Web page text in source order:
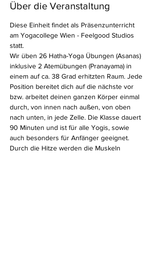
Über die Veranstaltung
Diese Einheit findet als Präsenzunterricht
am Yogacollege Wien - Feelgood Studios
statt.
Wir üben 26 Hatha-Yoga Übungen (Asanas)
inklusive 2 Atemübungen (Pranayama) in
einem auf ca. 38 Grad erhitzten Raum. Jede
Position bereitet dich auf die nächste vor
bzw. arbeitet deinen ganzen Körper einmal
durch, von innen nach außen, von oben
nach unten, in jede Zelle. Die Klasse dauert
90 Minuten und ist für alle Yogis, sowie
auch besonders für Anfänger geeignet.
Durch die Hitze werden die Muskeln